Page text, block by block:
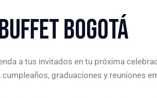
BOGOTÁ
a tus invitados en tu próxima
graduaciones y reuniones